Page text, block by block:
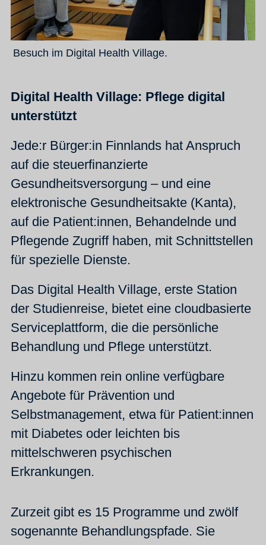
Besuch im Digital Health Village.
Digital Health Village: Pflege digital
unterstützt
Jede:r Bürger:in Finnlands hat Anspruch
auf die steuerfinanzierte
Gesundheitsversorgung – und eine
elektronische Gesundheitsakte (Kanta),
auf die Patient:innen, Behandelnde und
Pflegende Zugriff haben, mit Schnittstellen
für spezielle Dienste.
Das Digital Health Village, erste Station
der Studienreise, bietet eine cloudbasierte
Serviceplattform, die die persönliche
Behandlung und Pflege unterstützt.
Hinzu kommen rein online verfügbare
Angebote für Prävention und
Selbstmanagement, etwa für Patient:innen
mit Diabetes oder leichten bis
mittelschweren psychischen
Erkrankungen.
Zurzeit gibt es 15 Programme und zwölf
sogenannte Behandlungspfade. Sie